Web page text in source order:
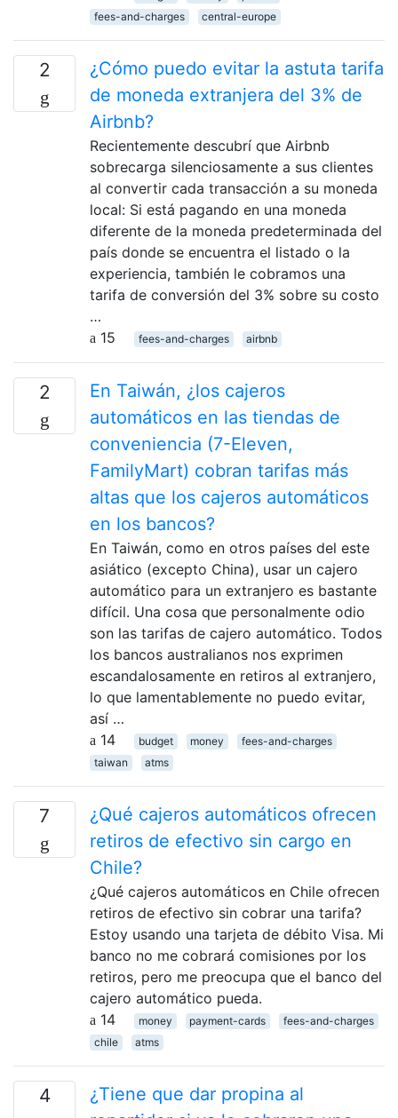
fees-and-charges
central-europe
2
¿Cómo puedo evitar la astuta tarifa
de moneda extranjera del 3% de
Airbnb?
Recientemente descubrí que Airbnb
sobrecarga silenciosamente a sus clientes
al convertir cada transacción a su moneda
local: Si está pagando en una moneda
diferente de la moneda predeterminada del
país donde se encuentra el listado o la
experiencia, también le cobramos una
tarifa de conversión del 3% sobre su costo
…
15
fees-and-charges airbnb
2
En Taiwán, ¿los cajeros
automáticos en las tiendas de
conveniencia (7-Eleven,
FamilyMart) cobran tarifas más
altas que los cajeros automáticos
en los bancos?
En Taiwán, como en otros países del este
asiático (excepto China), usar un cajero
automático para un extranjero es bastante
difícil. Una cosa que personalmente odio
son las tarifas de cajero automático. Todos
los bancos australianos nos exprimen
escandalosamente en retiros al extranjero,
lo que lamentablemente no puedo evitar,
así …
14
budget money
fees-and-charges
taiwan
atms
7
¿Qué cajeros automáticos ofrecen
retiros de efectivo sin cargo en
Chile?
¿Qué cajeros automáticos en Chile ofrecen
retiros de efectivo sin cobrar una tarifa?
Estoy usando una tarjeta de débito Visa. Mi
banco no me cobrará comisiones por los
retiros, pero me preocupa que el banco del
cajero automático pueda.
14
money payment-cards
fees-and-charges
chile
atms
4
¿Tiene que dar propina al